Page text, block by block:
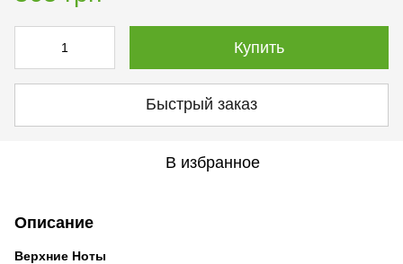
Купить
Быстрый заказ
В избранное
Описание
Верхние Ноты